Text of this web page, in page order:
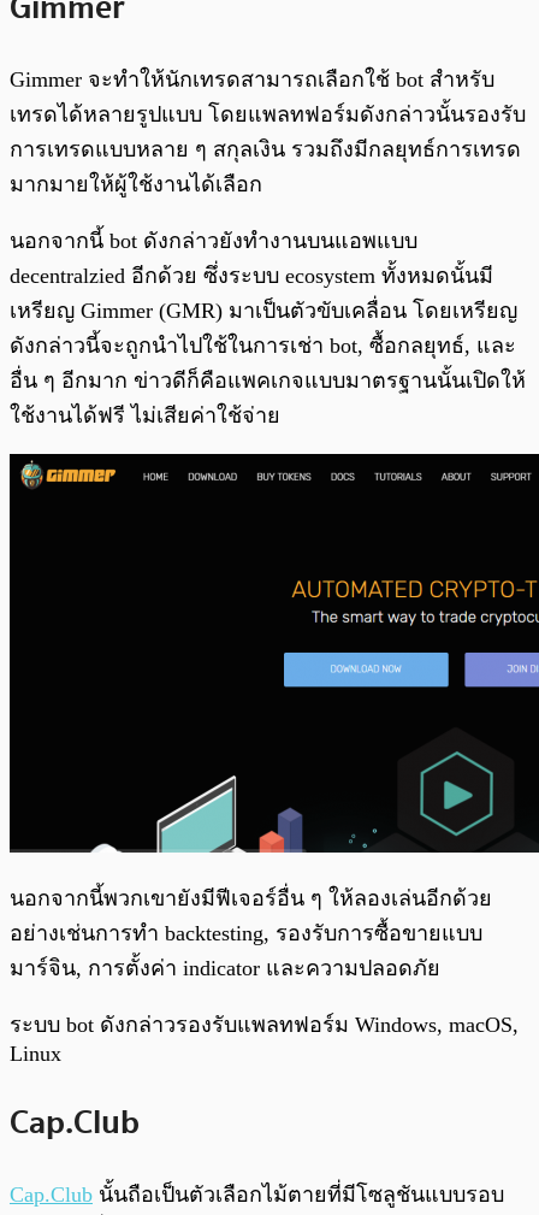
Gimmer จะทำให้นักเทรดสามารถเลือกใช้ bot สำหรับ
เทรดได้หลายรูปแบบ โดยแพลทฟอร์มดังกล่าวนั้นรองรับ
การเทรดแบบหลาย ๆ สกุลเงิน รวมถึงมีกลยุทธ์การเทรด
มากมายให้ผู้ใช้งานได้เลือก
นอกจากนี้ bot ดังกล่าวยังทำงานบนแอพแบบ
decentralzied อีกด้วย ซึ่งระบบ ecosystem ทั้งหมดนั้นมี
เหรียญ Gimmer (GMR) มาเป็นตัวขับเคลื่อน โดยเหรียญ
ดังกล่าวนี้จะถูกนำไปใช้ในการเช่า bot, ซื้อกลยุทธ์, และ
อื่น ๆ อีกมาก ข่าวดีก็คือแพคเกจแบบมาตรฐานนั้นเปิดให้
ใช้งานได้ฟรี ไม่เสียค่าใช้จ่าย
นอกจากนี้พวกเขายังมีฟีเจอร์อื่น ๆ ให้ลองเล่นอีกด้วย
อย่างเช่นการทำ backtesting, รองรับการซื้อขายแบบ
มาร์จิน, การตั้งค่า indicator และความปลอดภัย
ระบบ bot ดังกล่าวรองรับแพลทฟอร์ม Windows, macOS,
Linux
Cap.Club
Cap.Club นั้นถือเป็นตัวเลือกไม้ตายที่มีโซลูชันแบบรอบ